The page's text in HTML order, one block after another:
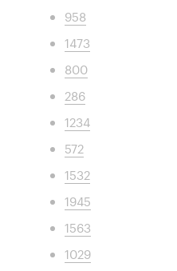
958
1473
800
286
1234
572
1532
1945
1563
1029